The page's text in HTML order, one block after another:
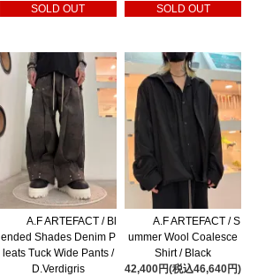
SOLD OUT
SOLD OUT
A.F ARTEFACT / Bl
ended Shades Denim P
leats Tuck Wide Pants /
D.Verdigris
A.F ARTEFACT / S
ummer Wool Coalesce
Shirt / Black
42,400円(税込46,640円)